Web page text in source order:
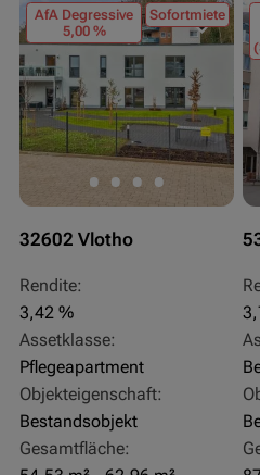
AfA Degressive
5,00 %
Sofortmiete
32602 Vlotho
Rendite:
3,42 %
Assetklasse:
Pflegeapartment
Objekteigenschaft:
Bestandsobjekt
Gesamtfläche: